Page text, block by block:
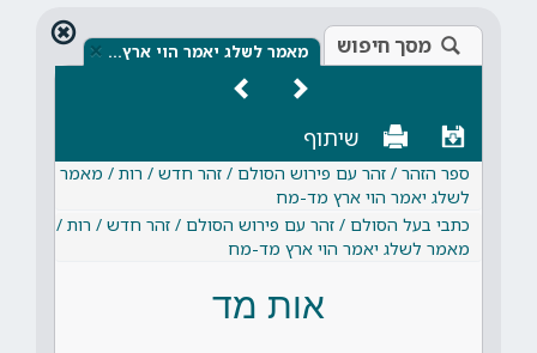
מסך חיפוש מאמר לשלג יאמר הוי ארץ… ×
שיתוף
ספר הזהר / זהר עם פירוש הסולם / זהר חדש / רות / מאמר
לשלג יאמר הוי ארץ מד-מח
כתבי בעל הסולם / זהר עם פירוש הסולם / זהר חדש / רות /
מאמר לשלג יאמר הוי ארץ מד-מח
אות מד